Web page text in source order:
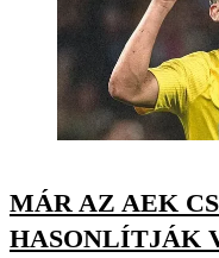
MÁR AZ AEK
HASONLÍTJÁK